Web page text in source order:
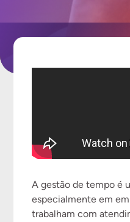
A gestão de tempo é
especialmente em
trabalham com